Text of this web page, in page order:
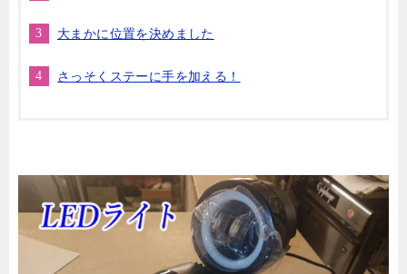
大まかに位置を決めました
さっそくステーに手を加える！